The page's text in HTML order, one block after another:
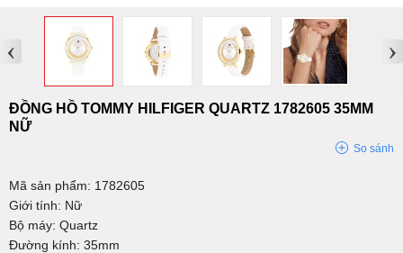
‹ ›
ĐỒNG HỒ TOMMY HILFIGER QUARTZ 1782605 35MM
NỮ
So sánh
Mã sản phẩm: 1782605
Giới tính: Nữ
Bộ máy: Quartz
Đường kính: 35mm